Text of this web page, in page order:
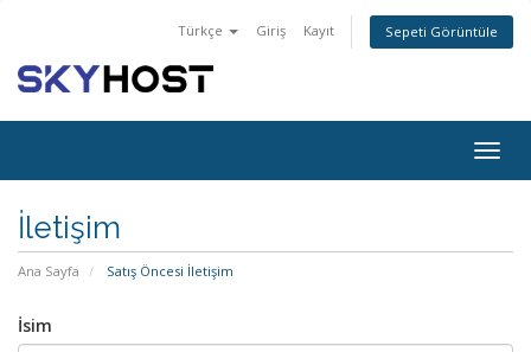
Türkçe Giriş Kayıt Sepeti Görüntüle
İletişim
Ana Sayfa Satış Öncesi İletişim
İsim